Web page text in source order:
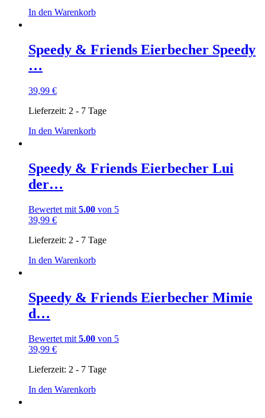
In den Warenkorb
Speedy & Friends Eierbecher Speedy
…
39,99 €
Lieferzeit: 2 - 7 Tage
In den Warenkorb
Speedy & Friends Eierbecher Lui
der…
Bewertet mit 5.00 von 5
39,99 €
Lieferzeit: 2 - 7 Tage
In den Warenkorb
Speedy & Friends Eierbecher Mimie
d…
Bewertet mit 5.00 von 5
39,99 €
Lieferzeit: 2 - 7 Tage
In den Warenkorb